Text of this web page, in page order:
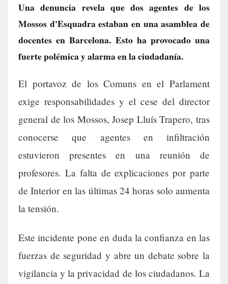
Una denuncia revela que dos agentes de los
Mossos d'Esquadra estaban en una asamblea de
docentes en Barcelona. Esto ha provocado una
fuerte polémica y alarma en la ciudadanía.
El portavoz de los Comuns en el Parlament
exige responsabilidades y el cese del director
general de los Mossos, Josep Lluís Trapero, tras
conocerse que agentes en infiltración
estuvieron presentes en una reunión de
profesores. La falta de explicaciones por parte
de Interior en las últimas 24 horas solo aumenta
la tensión.
Este incidente pone en duda la confianza en las
fuerzas de seguridad y abre un debate sobre la
vigilancia y la privacidad de los ciudadanos. La